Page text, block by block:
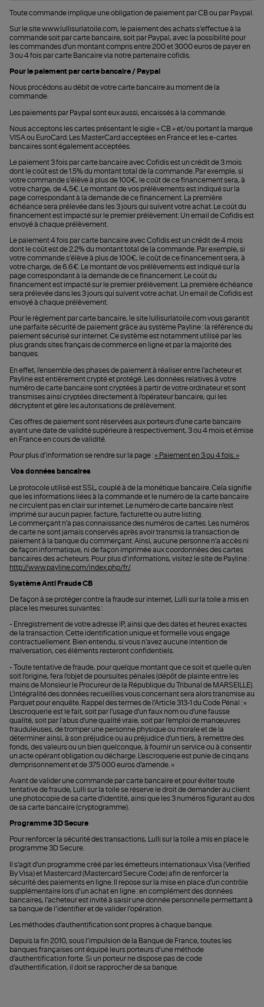
Toute commande implique une obligation de paiement par CB ou par Paypal.
Sur le site www.lullisurlatoile.com, le paiement des achats s’effectue à la
commande soit par carte bancaire, soit par Paypal, avec la possibilité pour
les commandes d'un montant compris entre 200 et 3000 euros de payer en
3 ou 4 fois par carte Bancaire via notre partenaire cofidis.
Pour le paiement par carte bancaire / Paypal
Nous procédons au débit de votre carte bancaire au moment de la
commande
Les paiements par Paypal sont eux aussi, encaissés à la commande.
Nous acceptons les cartes présentant le sigle « CB » et/ou portant la marque
VISA ou EuroCard. Les MasterCard acceptées en France et les e-cartes
bancaires sont également acceptées.
Le paiement 3 fois par carte bancaire avec Cofidis est un crédit de 3 mois
dont le coût est de 1.5% du montant total de la commande. Par exemple, si
votre commande s’élève à plus de 100€, le coût de ce financement sera, à
votre charge, de 4,5€. Le montant de vos prélèvements est indiqué sur la
page correspondant à la demande de ce financement. La première
échéance sera prélevée dans les 3 jours qui suivent votre achat. Le coût du
financement est impacté sur le premier prélèvement. Un email de Cofidis est
envoyé à chaque prélèvement.
Le paiement 4 fois par carte bancaire avec Cofidis est un crédit de 4 mois
dont le coût est de 2.2% du montant total de la commande. Par exemple, si
votre commande s’élève à plus de 100€, le coût de ce financement sera, à
votre charge, de 6.6€. Le montant de vos prélèvements est indiqué sur la
page correspondant à la demande de ce financement. Le coût du
financement est impacté sur le premier prélèvement. La première échéance
sera prélevée dans les 3 jours qui suivent votre achat. Un email de Cofidis est
envoyé à chaque prélèvement.
Pour le règlement par carte bancaire, le site lullisurlatoile.com vous garantit
une parfaite sécurité de paiement grâce au système Payline : la référence du
paiement sécurisé sur internet. Ce système est notamment utilisé par les
plus grands sites français de commerce en ligne et par la majorité des
banques.
En effet, l'ensemble des phases de paiement à réaliser entre l'acheteur et
Payline est entièrement crypté et protégé. Les données relatives à votre
numéro de carte bancaire sont cryptées à partir de votre ordinateur et sont
transmises ainsi cryptées directement à l'opérateur bancaire, qui les
décryptent et gère les autorisations de prélèvement.
Ces offres de paiement sont réservées aux porteurs d'une carte bancaire
ayant une date de validité supérieure à respectivement, 3 ou 4 mois et émise
en France en cours de validité.
Pour plus d’information se rendre sur la page :« Paiement en 3 ou 4 fois. »
Vos données bancaires
Le protocole utilisé est SSL, couplé à de la monétique bancaire. Cela signifie
que les informations liées à la commande et le numéro de la carte bancaire
ne circulent pas en clair sur internet. Le numéro de carte bancaire n'est
imprimé sur aucun papier, facture, facturette ou autre listing.
Le commerçant n'a pas connaissance des numéros de cartes. Les numéros
de carte ne sont jamais conservés après avoir transmis la transaction de
paiement à la banque du commerçant. Ainsi, aucune personne n'a accès ni
de façon informatique, ni de façon imprimée aux coordonnées des cartes
bancaires des acheteurs. Pour plus d’informations, visitez le site de Payline :
http://www.payline.com/index.php/fr/.
Système Anti Fraude CB
De façon à se protéger contre la fraude sur internet, Lulli sur la toile a mis en
place les mesures suivantes :
- Enregistrement de votre adresse IP, ainsi que des dates et heures exactes
de la transaction. Cette identification unique et formelle vous engage
contractuellement. Bien entendu, si vous n'avez aucune intention de
malversation, ces éléments resteront confidentiels.
- Toute tentative de fraude, pour quelque montant que ce soit et quelle qu'en
soit l'origine, fera l'objet de poursuites pénales (dépôt de plainte entre les
mains de Monsieur le Procureur de la République du Tribunal de MARSEILLE).
L'intégralité des données recueillies vous concernant sera alors transmise au
Parquet pour enquête. Rappel des termes de l'Article 313-1 du Code Pénal : «
L'escroquerie est le fait, soit par l'usage d'un faux nom ou d'une fausse
qualité, soit par l'abus d'une qualité vraie, soit par l'emploi de manœuvres
frauduleuses, de tromper une personne physique ou morale et de la
déterminer ainsi, à son préjudice ou au préjudice d'un tiers, à remettre des
fonds, des valeurs ou un bien quelconque, à fournir un service ou à consentir
un acte opérant obligation ou décharge. L'escroquerie est punie de cinq ans
d'emprisonnement et de 375 000 euros d'amende. »
Avant de valider une commande par carte bancaire et pour éviter toute
tentative de fraude, Lulli sur la toile se réserve le droit de demander au client
une photocopie de sa carte d'identité, ainsi que les 3 numéros figurant au dos
de sa carte bancaire (cryptogramme).
Programme 3D Secure
Pour renforcer la sécurité des transactions, Lulli sur la toile a mis en place le
programme 3D Secure.
Il s'agit d'un programme créé par les émetteurs internationaux Visa (Verified
By Visa) et Mastercard (Mastercard Secure Code) afin de renforcer la
sécurité des paiements en ligne. Il repose sur la mise en place d'un contrôle
supplémentaire lors d’un achat en ligne : en complément des données
bancaires, l’acheteur est invité à saisir une donnée personnelle permettant à
sa banque de l’identifier et de valider l’opération.
Les méthodes d’authentification sont propres à chaque banque.
Depuis la fin 2010, sous l’impulsion de la Banque de France, toutes les
banques françaises ont équipé leurs porteurs d’une méthode
d’authentification forte. Si un porteur ne dispose pas de code
d’authentification, il doit se rapprocher de sa banque.